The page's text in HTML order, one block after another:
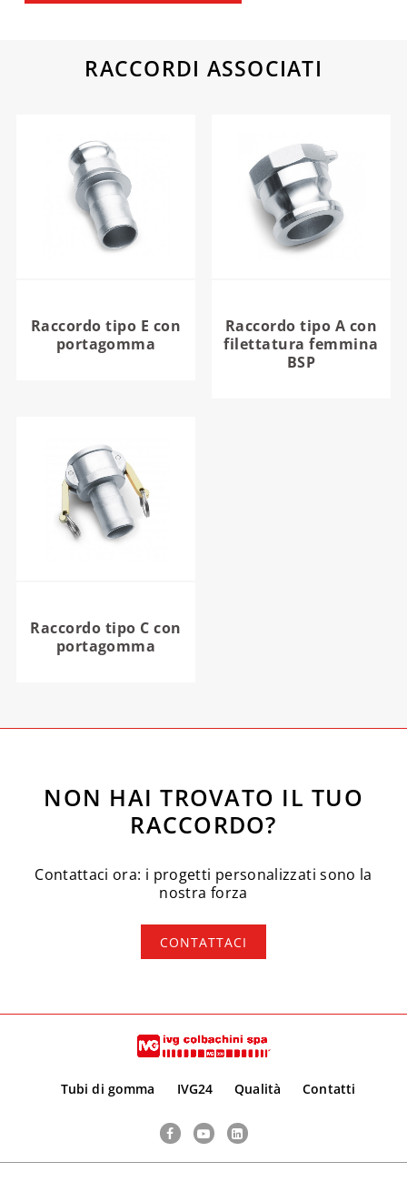
RACCORDI ASSOCIATI
Raccordo tipo E con
portagomma
Raccordo tipo A con
filettatura femmina
BSP
Raccordo tipo C con
portagomma
NON HAI TROVATO IL TUO
RACCORDO?
Contattaci ora: i progetti personalizzati sono la
nostra forza
CONTATTACI
Tubi di gomma IVG24 Qualità Contatti
FacebookYouTubeLinkedIn